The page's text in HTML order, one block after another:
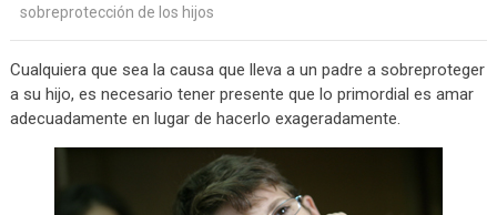
sobreprotección de los hijos
Cualquiera que sea la causa que lleva a un padre a sobreproteger
a su hijo, es necesario tener presente que lo primordial es amar
adecuadamente en lugar de hacerlo exageradamente.